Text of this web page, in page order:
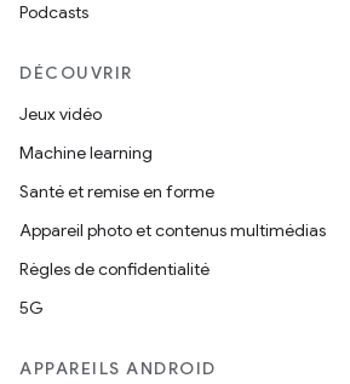
Podcasts
DÉCOUVRIR
Jeux vidéo
Machine learning
Santé et remise en forme
Appareil photo et contenus multimédias
Règles de confidentialité
5G
APPAREILS ANDROID